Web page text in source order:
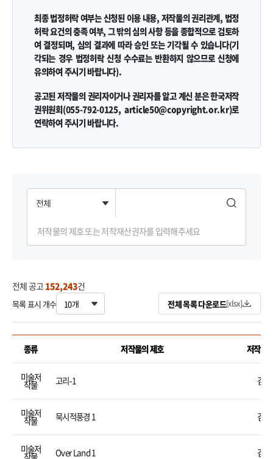
최종 법정허락 여부는 신청된 이용 내용, 저작물의 권리관계, 법정
허락 요건의 충족 여부, 그 밖의 심의 사항 등을 종합적으로 검토하
여 결정되며, 심의 결과에 따라 승인 또는 기각될 수 있습니다(기
각되는 경우 법정허락 신청 수수료는 반환하지 않으므로 신청에
유의하여 주시기 바랍니다).
공고된 저작물의 권리자이거나 권리자를 알고 계신 분은 한국저작
권위원회(055-792-0125, article50@copyright.or.kr)로
연락하여 주시기 바랍니다.
전체 공고 152,243건
목록 표시 개수 전체 목록 다운로드[xlsx]
종류 저작물의 제호 저작재
미술저
작물 고리-1 김
미술저
작물 묵시적풍경 1 김
미술저
작물 Over Land 1 김